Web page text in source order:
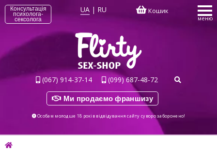
Консультація
психолога-
сексолога
UA | RU Кошик
меню
(067) 914-37-14 (099) 687-48-72
Ми продаємо франшизу
Особам молодше 18 років відвідування сайту суворо заборонено!